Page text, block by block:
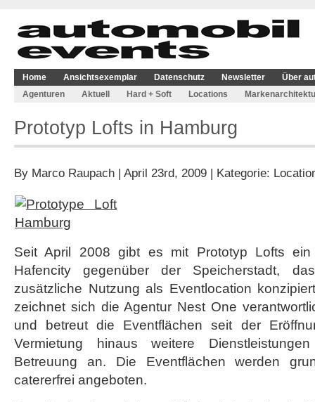
Home Ansichtsexemplar Datenschutz Newsletter
Über
Agenturen
Aktuell Hard + Soft Locations
Prototyp Lofts in Hamburg
By Marco Raupach | April 23rd, 2009 | Kategorie:
Seit April 2008 gibt es mit Prototyp Lofts
Hafencity gegenüber der Speicherstadt,
zusätzliche Nutzung als Eventlocation
zeichnet sich die Agentur Nest One
und betreut die Eventflächen seit der
Vermietung hinaus weitere
Betreuung an. Die Eventflächen werden
catererfrei angeboten.